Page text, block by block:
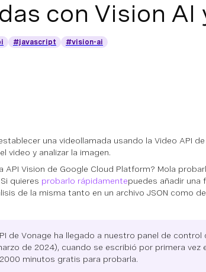
con Vision AI
#javascript
#vision-ai
una videollamada usando la Video API de
video y analizar la imagen.
API Vision de Google Cloud Platform? Mola
quieres probarlo rápidamentepuedes añadir una
de la misma tanto en un archivo JSON como
de Vonage ha llegado a nuestro panel de control
de 2024), cuando se escribió por primera vez
minutos gratis para probarla.